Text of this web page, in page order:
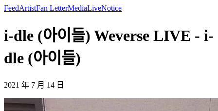
FeedArtistFan LetterMediaLiveNotice
i-dle (아이들) Weverse LIVE - i-
dle (아이들)
2021 年 7 月 14 日